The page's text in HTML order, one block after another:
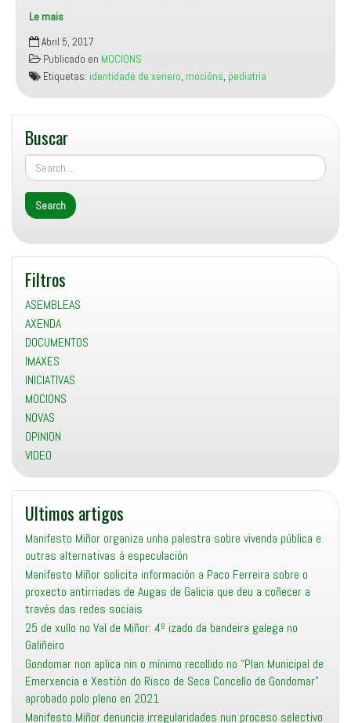
Le mais
Mocións
presentadas
no
Pleno
de
Gondomar
(Xoves,
6
de
de
2017)
Abril 5, 2017
Publicado en MOCIONS
Etiquetas: identidade de xenero, mocións, pediatria
Buscar
Filtros
ASEMBLEAS
AXENDA
DOCUMENTOS
IMAXES
INICIATIVAS
MOCIONS
NOVAS
OPINION
VIDEO
Ultimos artigos
Manifesto Miñor organiza unha palestra sobre vivenda pública e
outras alternativas á especulación
Manifesto Miñor solicita información a Paco Ferreira sobre o
proxecto antirriadas de Augas de Galicia que deu a coñecer a
través das redes sociais
25 de xullo no Val de Miñor: 4º izado da bandeira galega no
Galiñeiro
Gondomar non aplica nin o mínimo recollido no “Plan Municipal de
Emerxencia e Xestión do Risco de Seca Concello de Gondomar”
aprobado polo pleno en 2021
Manifesto Miñor denuncia irregularidades nun proceso selectivo